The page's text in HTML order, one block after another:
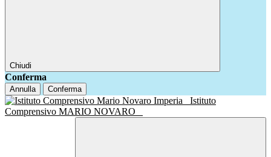
Chiudi
Conferma
Annulla Conferma
Istituto
Comprensivo MARIO NOVARO